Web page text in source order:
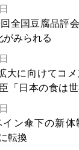
回全国豆腐品評
みられる
大に向けてコ
「日本の食は
て、米輸出需
ン傘下の新
転換